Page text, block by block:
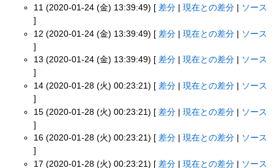
11 (2020-01-24 (金) 13:39:49) [ 差分 |現在との差分
ソース
]
12 (2020-01-24 (金) 13:39:49) [ 差分 |現在との差分 | ソース
]
13 (2020-01-24 (金) 13:39:49) [ 差分 |現在との差分
ソース
]
14 (2020-01-28 (火) 00:23:21) [ 差分 |現在との差分
ソース
]
15 (2020-01-28 (火) 00:23:21) [ 差分 |現在との差分 | ソース
]
16 (2020-01-28 (火) 00:23:21) [ 差分 |現在との差分
ソース
]
17 (2020-01-28 (火) 00:23:21) [ 差分 |現在との差分
ソース